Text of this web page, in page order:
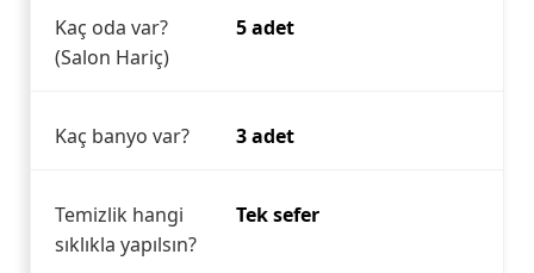
Kaç oda var?
(Salon Hariç)
5 adet
Kaç banyo var? 3 adet
Temizlik hangi
sıklıkla yapılsın?
Tek sefer